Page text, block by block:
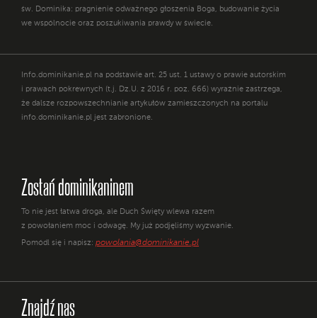
św. Dominika: pragnienie odważnego głoszenia Boga, budowanie życia
we wspólnocie oraz poszukiwania prawdy w świecie.
Info.dominikanie.pl na podstawie art. 25 ust. 1 ustawy o prawie autorskim
i prawach pokrewnych (t.j. Dz.U. z 2016 r. poz. 666) wyraźnie zastrzega,
że dalsze rozpowszechnianie artykułów zamieszczonych na portalu
info.dominikanie.pl jest zabronione.
Zostań dominikaninem
To nie jest łatwa droga, ale Duch Święty wlewa razem
z powołaniem moc i odwagę. My już podjęliśmy wyzwanie.
Pomódl się i napisz: powolania@dominikanie.pl
Znajdź nas